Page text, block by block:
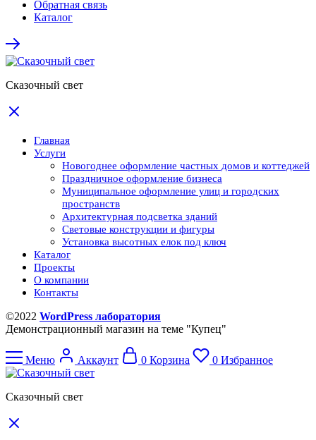
Обратная связь
Каталог
Сказочный свет
Главная
Услуги
Новогоднее оформление частных домов и коттеджей
Праздничное оформление бизнеса
Муниципальное оформление улиц и городских
пространств
Архитектурная подсветка зданий
Световые конструкции и фигуры
Установка высотных елок под ключ
Каталог
Проекты
О компании
Контакты
©2022 WordPress лаборатория
Демонстрационный магазин на теме "Купец"
Меню Аккаунт 0 Корзина 0 Избранное
Сказочный свет